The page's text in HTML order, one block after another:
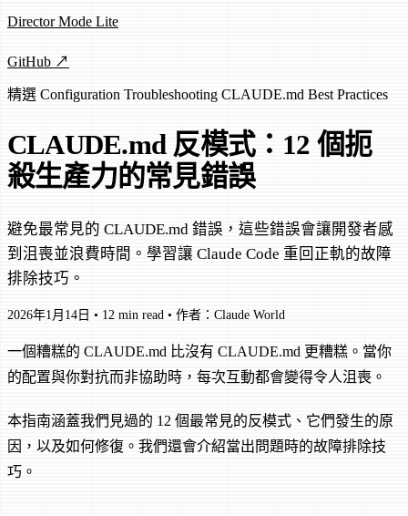
Director Mode Lite
GitHub ↗
精選 Configuration Troubleshooting CLAUDE.md Best Practices
CLAUDE.md 反模式：12 個扼
殺生產力的常見錯誤
避免最常見的 CLAUDE.md 錯誤，這些錯誤會讓開發者感
到沮喪並浪費時間。學習讓 Claude Code 重回正軌的故障
排除技巧。
2026年1月14日 • 12 min read • 作者：Claude World
一個糟糕的 CLAUDE.md 比沒有 CLAUDE.md 更糟糕。當你
的配置與你對抗而非協助時，每次互動都會變得令人沮喪。
本指南涵蓋我們見過的 12 個最常見的反模式、它們發生的原
因，以及如何修復。我們還會介紹當出問題時的故障排除技
巧。